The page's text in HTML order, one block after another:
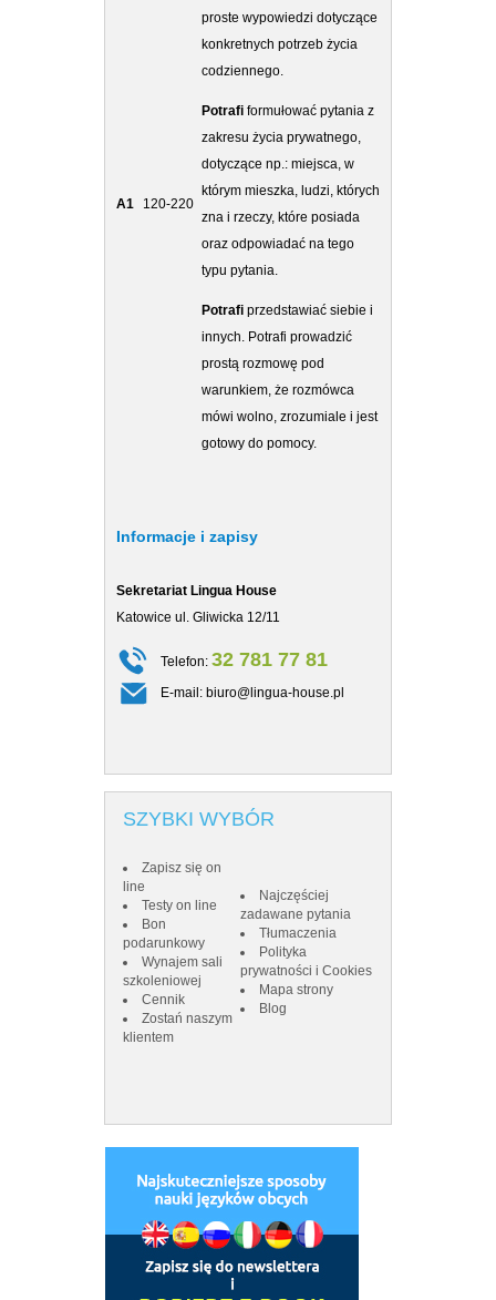
A1 120-220
proste wypowiedzi dotyczące
konkretnych potrzeb życia
codziennego.
Potrafi formułować pytania z
zakresu życia prywatnego,
dotyczące np.: miejsca, w
którym mieszka, ludzi, których
zna i rzeczy, które posiada
oraz odpowiadać na tego
typu pytania.
Potrafi przedstawiać siebie i
innych. Potrafi prowadzić
prostą rozmowę pod
warunkiem, że rozmówca
mówi wolno, zrozumiale i jest
gotowy do pomocy.
Informacje i zapisy
Sekretariat Lingua House
Katowice ul. Gliwicka 12/11
Telefon: 32 781 77 81
E-mail: biuro@lingua-house.pl
SZYBKI WYBÓR
Zapisz się on
line
Testy on line
Bon
podarunkowy
Wynajem sali
szkoleniowej
Cennik
Zostań naszym
klientem
Najczęściej
zadawane pytania
Tłumaczenia
Polityka
prywatności i Cookies
Mapa strony
Blog